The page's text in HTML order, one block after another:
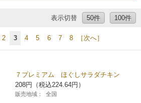
ことトップ
り
ィングスの重点課題
本方針
物件募集・購入
表示切替 50件 100件
2 3 4 5 6 7 8 ［次へ］
７プレミアム ほぐしサラダチキン
208円（税込224.64円）
販売地域： 全国